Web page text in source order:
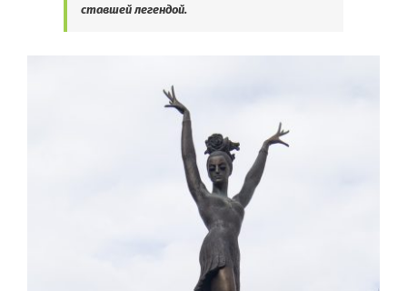
ставшей легендой.